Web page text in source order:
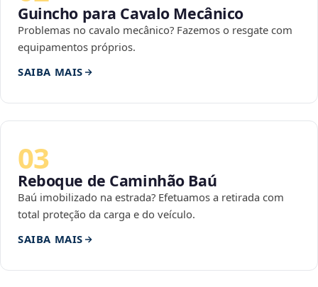
Guincho para Cavalo Mecânico
Problemas no cavalo mecânico? Fazemos o resgate com
equipamentos próprios.
SAIBA MAIS
03
Reboque de Caminhão Baú
Baú imobilizado na estrada? Efetuamos a retirada com
total proteção da carga e do veículo.
SAIBA MAIS